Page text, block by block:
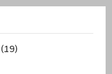
(19)